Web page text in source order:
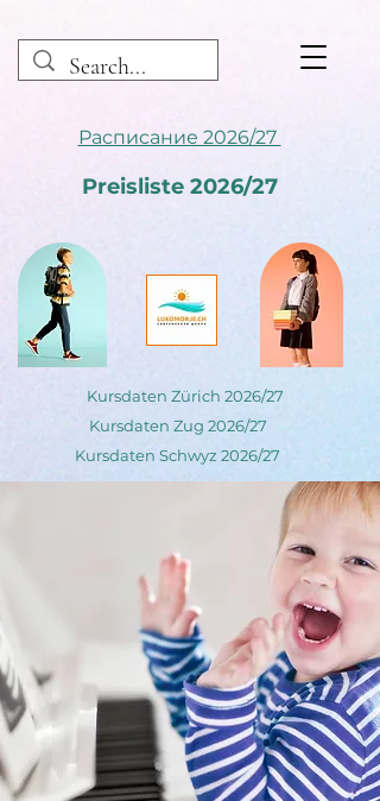
Расписание 2026/27
Preisliste 2026/27
Kursdaten Zürich 2026/27
Kursdaten Zug 2026/27
Kursdaten Schwyz 2026/27